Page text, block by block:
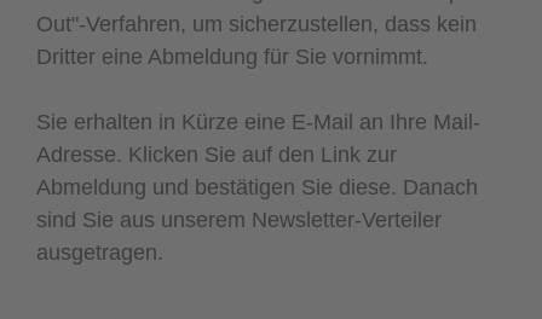
Out"-Verfahren, um sicherzustellen, dass kein
Dritter eine Abmeldung für Sie vornimmt.
Sie erhalten in Kürze eine E-Mail an Ihre Mail-
Adresse. Klicken Sie auf den Link zur
Abmeldung und bestätigen Sie diese. Danach
sind Sie aus unserem Newsletter-Verteiler
ausgetragen.